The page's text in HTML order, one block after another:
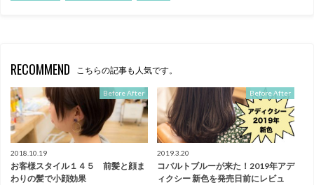
RECOMMEND こちらの記事も人気です。
Before After
2018.10.19
お客様スタイル１４５ 前髪と顔ま
わりの髪で小顔効果
Before After
2019.3.20
コバルトブルーが来た！2019年アデ
ィクシー 新色を発売日前にレビュ